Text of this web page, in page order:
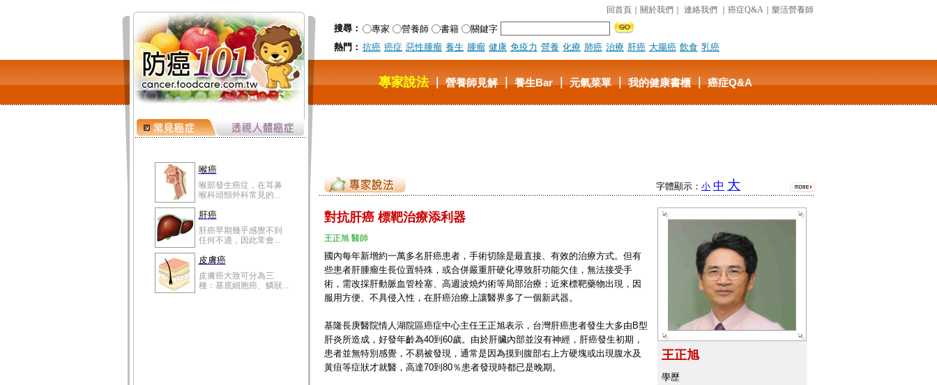
回首頁 關於我們 連絡我們 癌症Q&A 樂活營養師
搜尋： 專家 營養師 書籍
關鍵字
熱門： 抗癌 癌症 惡性腫瘤 養生 腫瘤 健康 免疫力 營養 化療 肺癌 治療 肝癌 大腸癌 飲食 乳癌
專家說法｜ 營養師見解｜ 養生Bar 元氣菜單 我的健康書櫃 癌症Q&A
喉癌
喉部發生癌症，在耳鼻
喉科頭頸外科常見的...
肝癌
肝癌早期幾乎感覺不到
任何不適，因此常會...
皮膚癌
皮膚癌大致可分為三
種：基底細胞癌、鱗狀...
字體顯示： 小 中 大
對抗肝癌 標靶治療添利器
王正旭 醫師
國內每年新增約一萬多名肝癌患者，手術切除是最直接、有效的治療方式。但有
些患者肝腫瘤生長位置特殊，或合併嚴重肝硬化導致肝功能欠佳，無法接受手
術，需改採肝動脈血管栓塞、高週波燒灼術等局部治療；近來標靶藥物出現，因
服用方便、不具侵入性，在肝癌治療上讓醫界多了一個新武器。
基隆長庚醫院情人湖院區癌症中心主任王正旭表示，台灣肝癌患者發生大多由B型
肝炎所造成，好發年齡為40到60歲。由於肝臟內部並沒有神經，肝癌發生初期，
患者並無特別感覺，不易被發現，通常是因為摸到腹部右上方硬塊或出現腹水及
黃疸等症狀才就醫，高達70到80％患者發現時都已是晚期。
王正旭
學歷